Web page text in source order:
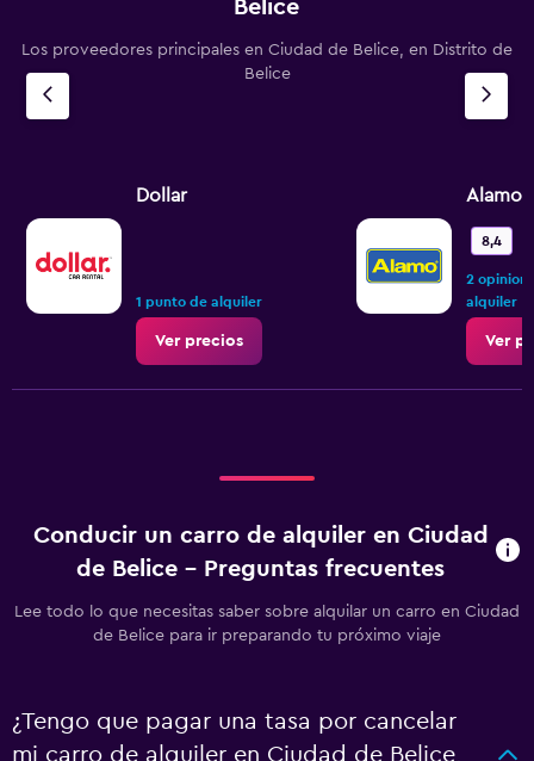
Belice
Los proveedores principales en Ciudad de Belice, en Distrito de
Belice
Dollar
1 punto de alquiler
Ver precios
Alamo
8,4
2
alquiler
Ver
Conducir un carro de alquiler en Ciudad
de Belice - Preguntas frecuentes
Lee todo lo que necesitas saber sobre alquilar un carro en Ciudad
de Belice para ir preparando tu próximo viaje
¿Tengo que pagar una tasa por cancelar
mi carro de alquiler en Ciudad de Belice,